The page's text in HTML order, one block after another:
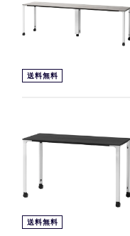
送料無料
送料無料